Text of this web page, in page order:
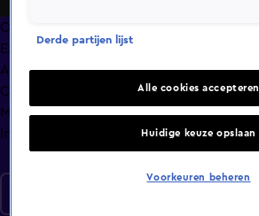
Overzicht
Exclusief
Afleveringen
Clips
Meer zoals dit
Info
Derde partijen lijst
Alle cookies accepteren
Huidige keuze opslaan
Voorkeuren beheren